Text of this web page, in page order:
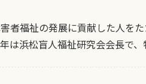
福祉の発展に貢献した人をた
は浜松盲人福祉研究会会長で